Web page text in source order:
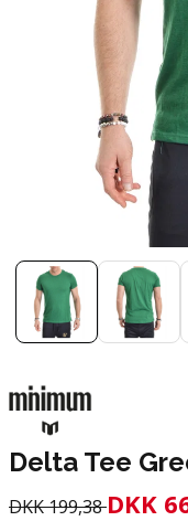
Delta Tee
DKK 199,38DKK